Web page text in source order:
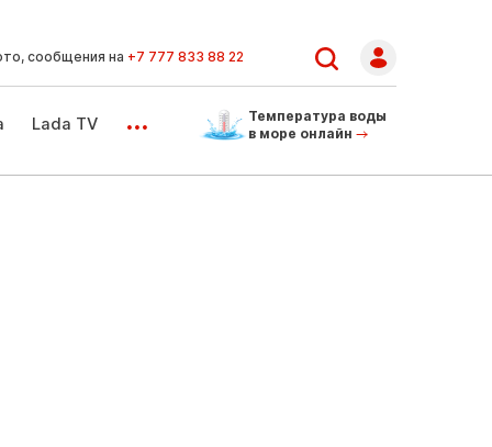
сообщения на +7 777 833 88 22
Lada TV ...
Температура воды
в море онлайн